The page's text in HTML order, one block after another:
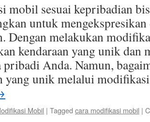
mobil sesuai kepribadian
untuk
Dengan melakukan
kendaraan yang unik dan
pribadi Anda. Namun,
yang unik melalui
Mobil | Tagged cara modifikasi mobil |